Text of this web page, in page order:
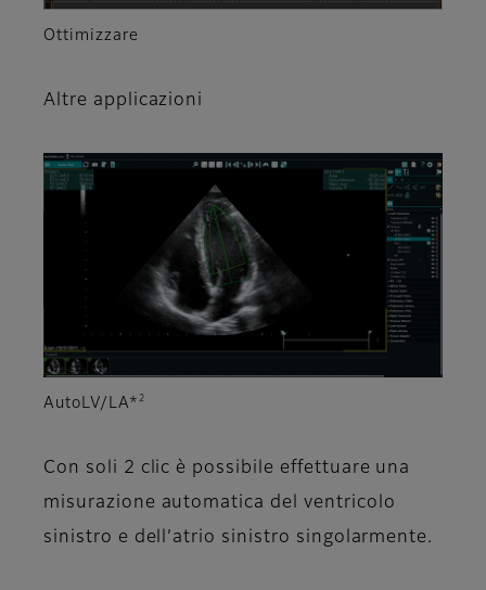
Ottimizzare
Altre applicazioni
AutoLV/LA* 2
Con soli 2 clic è possibile effettuare una
misurazione automatica del ventricolo
sinistro e dell’atrio sinistro singolarmente.